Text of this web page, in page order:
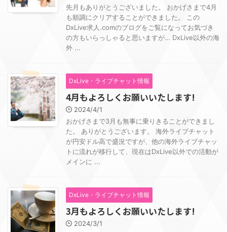
先月もありがとうございました。 おかげさまで4月
も順調にクリアすることができました。 この
DxLive求人.comのブログをご覧になってお気づき
の方もいらっしゃると思いますが… DxLive以外の海
外 ...
DxLive・ライブチャット情報
4月もよろしくお願いいたします!
2024/4/1
おかげさまで3月も無事に乗りきることができまし
た。 ありがとうございます。 海外ライブチャット
が円安ドル高で盛況ですが、他の海外ライブチャッ
トに流れが移行して、現在はDxLive以外での活動が
メインに ...
DxLive・ライブチャット情報
3月もよろしくお願いいたします!
2024/3/1